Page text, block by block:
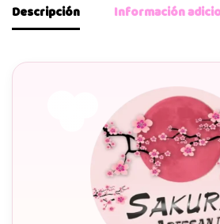
Descripción Información